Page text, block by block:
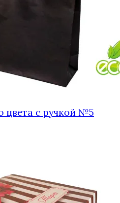
цвета с ручкой №5